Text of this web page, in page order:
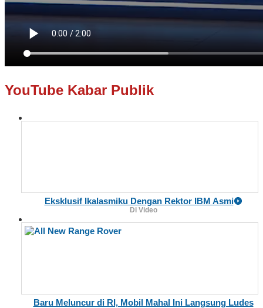
YouTube Kabar Publik
Eksklusif Ikalasmiku Dengan Rektor IBM Asmi
Di Video
Baru Meluncur di RI, Mobil Mahal Ini Langsung Ludes